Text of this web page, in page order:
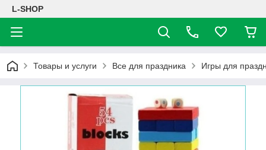
L-SHOP
Товары и услуги Все для праздника Игры для